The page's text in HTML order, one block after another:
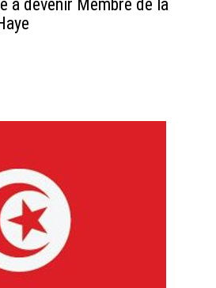
à devenir Membre de la